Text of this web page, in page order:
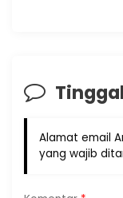
Alamat email
yang wajib